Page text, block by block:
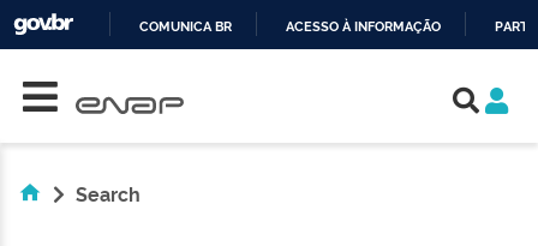
COMUNICA BR ACESSO À INFORMAÇÃO
Search